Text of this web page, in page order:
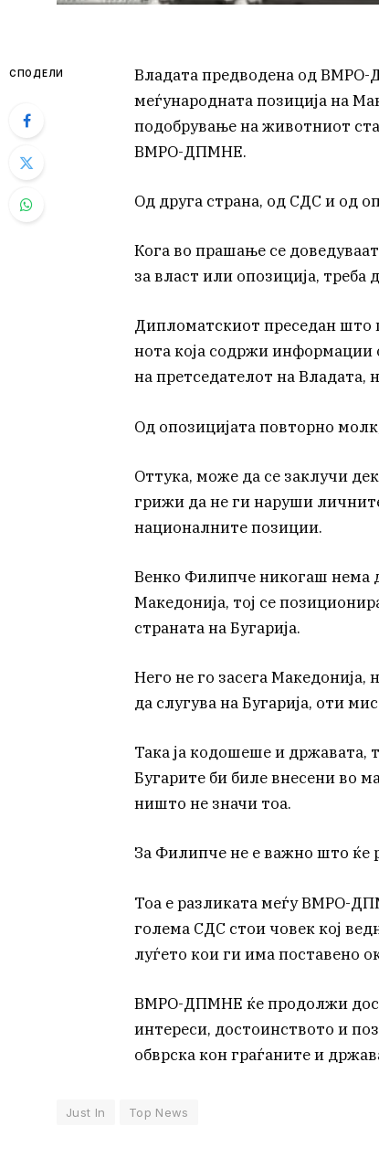
СПОДЕЛИ
Владата предводена од ВМРО-
меѓународната позиција на
подобрување на животниот
ВМРО-ДПМНЕ.
Од друга страна, од СДС и од
Кога во прашање се
за власт или опозиција, треба
Дипломатскиот преседан што
нота која содржи информации
на претседателот на Владата,
Од опозицијата повторно
Оттука, може да се заклучи
грижи да не ги наруши
националните позиции.
Венко Филипче никогаш нема
Македонија, тој се
страната на Бугарија.
Него не го засега Македонија,
да слугува на Бугарија, оти
Така ја кодошеше и државата,
Бугарите би биле внесени во
ништо не значи тоа.
За Филипче не е важно што ќе
Тоа е разликата меѓу ВМРО-
голема СДС стои човек кој
луѓето кои ги има поставено
ВМРО-ДПМНЕ ќе продолжи
интереси, достоинството и
обврска кон граѓаните и
Just In Top News